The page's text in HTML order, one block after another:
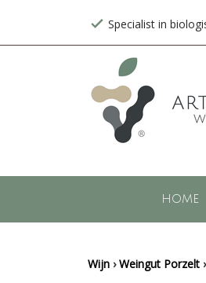
Specialist in
HOME
Wijn ›Weingut Porzelt ›